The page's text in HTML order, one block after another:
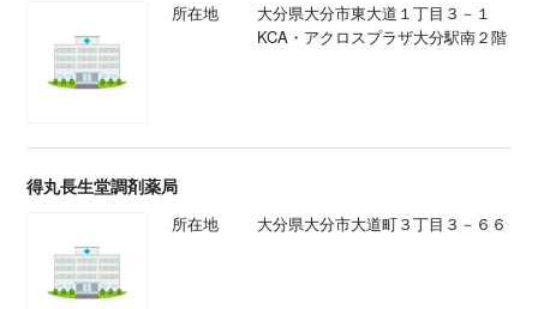
所在地
大分県大分市東大道１丁目３－１
KCA・アクロスプラザ大分駅南２階
得丸長生堂調剤薬局
所在地 大分県大分市大道町３丁目３－６６